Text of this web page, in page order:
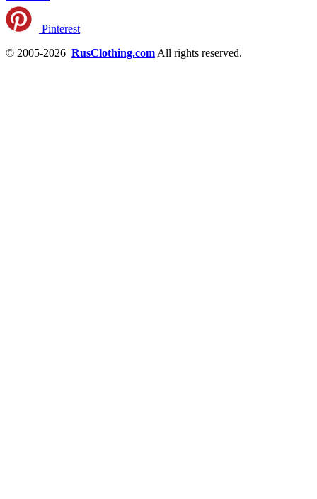
Pinterest
© 2005-2026 RusClothing.com All rights reserved.